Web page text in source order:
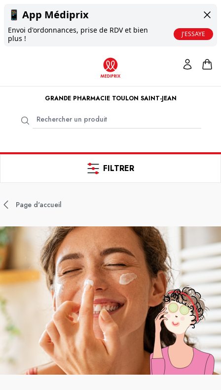
📱 App Médiprix
Envoi d'ordonnances, prise de RDV et bien
plus !
J'ESSAYE
GRANDE PHARMACIE TOULON SAINT-JEAN
FILTRER
Page d'accueil